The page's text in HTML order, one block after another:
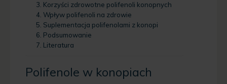
Korzyści zdrowotne polifenoli konopnych
Wpływ polifenoli na zdrowie
Suplementacja polifenolami z konopi
Podsumowanie
Literatura
Polifenole w konopiach